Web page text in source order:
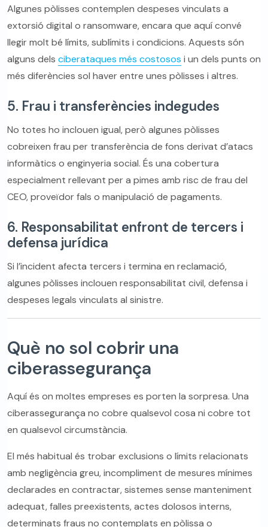
Algunes pòlisses contemplen despeses vinculats a
extorsió digital o ransomware, encara que aquí convé
llegir molt bé límits, sublímits i condicions. Aquests són
alguns dels ciberataques més costosos i un dels punts on
més diferències sol haver entre unes pòlisses i altres.
5. Frau i transferències indegudes
No totes ho inclouen igual, però algunes pòlisses
cobreixen frau per transferència de fons derivat d’atacs
informàtics o enginyeria social. És una cobertura
especialment rellevant per a pimes amb risc de frau del
CEO, proveïdor fals o manipulació de pagaments.
6. Responsabilitat enfront de tercers i
defensa jurídica
Si l’incident afecta tercers i termina en reclamació,
algunes pòlisses inclouen responsabilitat civil, defensa i
despeses legals vinculats al sinistre.
Què no sol cobrir una
ciberassegurança
Aquí és on moltes empreses es porten la sorpresa. Una
ciberassegurança no cobre qualsevol cosa ni cobre tot
en qualsevol circumstància.
El més habitual és trobar exclusions o límits relacionats
amb negligència greu, incompliment de mesures mínimes
declarades en contractar, sistemes sense manteniment
adequat, falles preexistents, actes dolosos interns,
determinats fraus no contemplats en pòlissa o